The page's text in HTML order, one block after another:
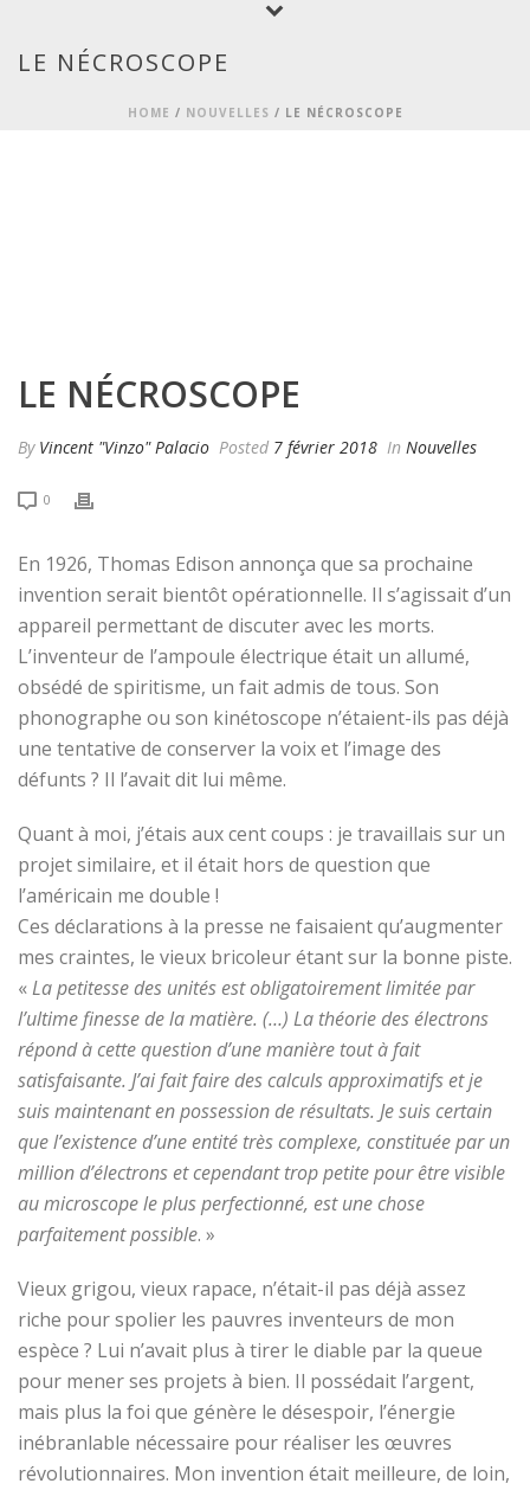
LE NÉCROSCOPE
HOME / NOUVELLES / LE NÉCROSCOPE
LE NÉCROSCOPE
By Vincent "Vinzo" Palacio Posted 7 février 2018 In Nouvelles
0
En 1926, Thomas Edison annonça que sa prochaine
invention serait bientôt opérationnelle. Il s’agissait d’un
appareil permettant de discuter avec les morts.
L’inventeur de l’ampoule électrique était un allumé,
obsédé de spiritisme, un fait admis de tous. Son
phonographe ou son kinétoscope n’étaient-ils pas déjà
une tentative de conserver la voix et l’image des
défunts ? Il l’avait dit lui même.
Quant à moi, j’étais aux cent coups : je travaillais sur un
projet similaire, et il était hors de question que
l’américain me double !
Ces déclarations à la presse ne faisaient qu’augmenter
mes craintes, le vieux bricoleur étant sur la bonne piste.
«La petitesse des unités est obligatoirement limitée par
l’ultime finesse de la matière. (…) La théorie des électrons
répond à cette question d’une manière tout à fait
satisfaisante. J’ai fait faire des calculs approximatifs et je
suis maintenant en possession de résultats. Je suis certain
que l’existence d’une entité très complexe, constituée par un
million d’électrons et cependant trop petite pour être visible
au microscope le plus perfectionné, est une chose
parfaitement possible. »
Vieux grigou, vieux rapace, n’était-il pas déjà assez
riche pour spolier les pauvres inventeurs de mon
espèce ? Lui n’avait plus à tirer le diable par la queue
pour mener ses projets à bien. Il possédait l’argent,
mais plus la foi que génère le désespoir, l’énergie
inébranlable nécessaire pour réaliser les œuvres
révolutionnaires. Mon invention était meilleure, de loin,